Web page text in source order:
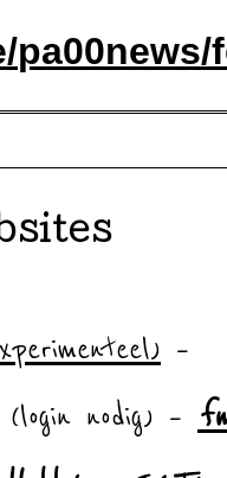
pa00news/
–
(login nodig) –